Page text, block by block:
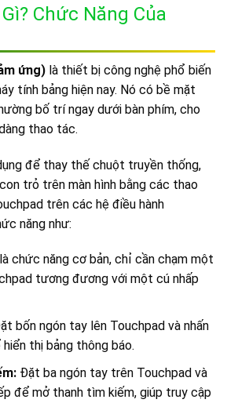
Chức Năng Của
ứng) là thiết bị công nghệ phổ biến
tính bảng hiện nay. Nó có bề mặt
bố trí ngay dưới bàn phím, cho
thao tác.
để thay thế chuột truyền thống,
trỏ trên màn hình bằng các thao
trên các hệ điều hành
năng như:
chức năng cơ bản, chỉ cần chạm một
tương đương với một cú nhấp
bốn ngón tay lên Touchpad và nhấn
thị bảng thông báo.
Đặt ba ngón tay trên Touchpad và
để mở thanh tìm kiếm, giúp truy cập